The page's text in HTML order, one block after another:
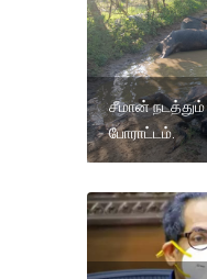
சீமான் நடத்தும்
போராட்டம்.